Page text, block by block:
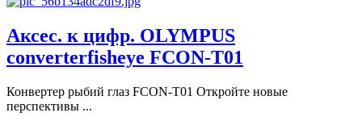
Аксес. к цифр. OLYMPUS
converterfisheye FCON-T01
Конвертер рыбий глаз FCON-T01 Откройте новые
перспективы ...